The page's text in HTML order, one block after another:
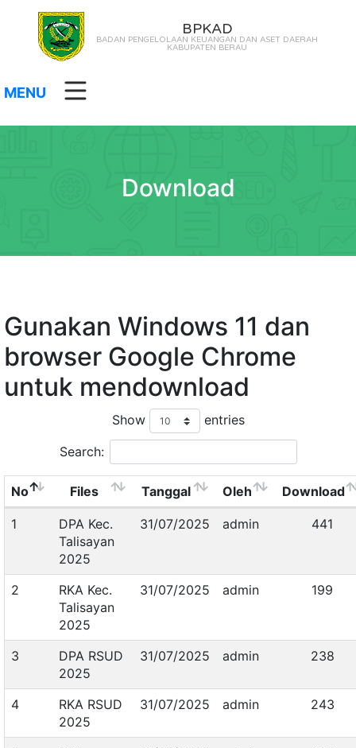
BPKAD
BADAN PENGELOLAAN KEUANGAN DAN ASET DAERAH
KABUPATEN BERAU
MENU
Download
Gunakan Windows 11 dan
browser Google Chrome
untuk mendownload
Show entries
Search:
No Files Tanggal Oleh Download
1
DPA Kec.
Talisayan
2025
31/07/2025 admin 441
2
RKA Kec.
Talisayan
2025
31/07/2025 admin 199
3
DPA RSUD
2025
31/07/2025 admin 238
4
RKA RSUD
2025
31/07/2025 admin 243